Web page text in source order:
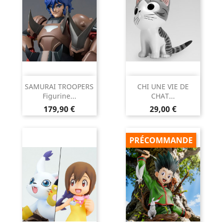
SAMURAI TROOPERS
Figurine...
Prix
179,90 €
CHI UNE VIE DE
CHAT...
Prix
29,00 €
PRÉCOMMANDE